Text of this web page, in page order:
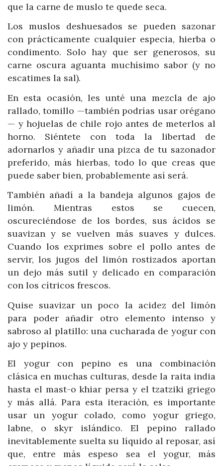
que la carne de muslo te quede seca.
Los muslos deshuesados se pueden sazonar
con prácticamente cualquier especia, hierba o
condimento. Solo hay que ser generosos, su
carne oscura aguanta muchísimo sabor (y no
escatimes la sal).
En esta ocasión, les unté una mezcla de ajo
rallado, tomillo —también podrías usar orégano
— y hojuelas de chile rojo antes de meterlos al
horno. Siéntete con toda la libertad de
adornarlos y añadir una pizca de tu sazonador
preferido, más hierbas, todo lo que creas que
puede saber bien, probablemente así será.
También añadí a la bandeja algunos gajos de
limón. Mientras estos se cuecen,
oscureciéndose de los bordes, sus ácidos se
suavizan y se vuelven más suaves y dulces.
Cuando los exprimes sobre el pollo antes de
servir, los jugos del limón rostizados aportan
un dejo más sutil y delicado en comparación
con los cítricos frescos.
Quise suavizar un poco la acidez del limón
para poder añadir otro elemento intenso y
sabroso al platillo: una cucharada de yogur con
ajo y pepinos.
El yogur con pepino es una combinación
clásica en muchas culturas, desde la raita india
hasta el mast-o khiar persa y el tzatziki griego
y más allá. Para esta iteración, es importante
usar un yogur colado, como yogur griego,
labne, o skyr islándico. El pepino rallado
inevitablemente suelta su líquido al reposar, así
que, entre más espeso sea el yogur, más